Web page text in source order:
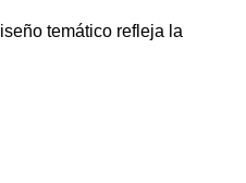
temático refleja la